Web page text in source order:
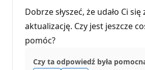
Dobrze słyszeć, że udało Ci
aktualizację. Czy jest jeszcze
pomóc?
Czy ta odpowiedź była